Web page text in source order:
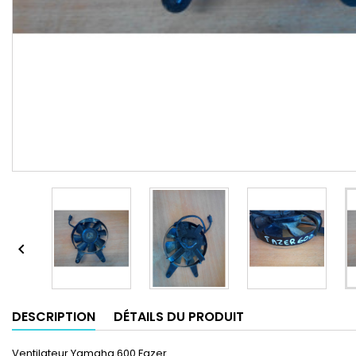

DESCRIPTION DÉTAILS DU PRODUIT
Ventilateur Yamaha 600 Fazer